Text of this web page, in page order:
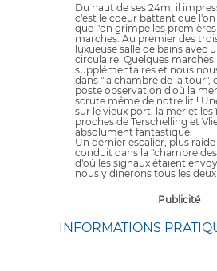
Du haut de ses 24m, il
c'est le coeur battant que
que l'on grimpe les
marches. Au premier des
luxueuse salle de bains avec
circulaire. Quelques marches
supplémentaires et nous
dans "la chambre de la tour",
poste observation d'où la
scrute même de notre lit !
sur le vieux port, la mer et les
proches de Terschelling et
absolument fantastique.
Un dernier escalier, plus
conduit dans la "chambre
d'où les signaux étaient
nous y dînerons tous les deux
Publicité
INFORMATIONS